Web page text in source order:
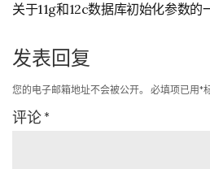
关于11g和12c数据库初始化参数的
发表回复
您的电子邮箱地址不会被公开。 必填项已用*
评论*